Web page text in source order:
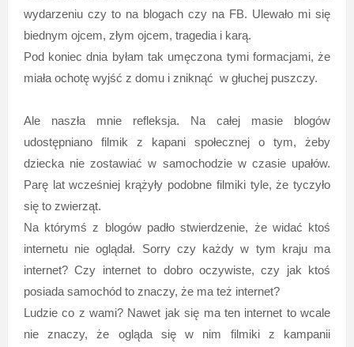
wydarzeniu czy to na blogach czy na FB. Ulewało mi się
biednym ojcem, złym ojcem, tragedia i karą.
Pod koniec dnia byłam tak umęczona tymi formacjami, że
miała ochotę wyjść z domu i zniknąć w głuchej puszczy.
Ale naszła mnie refleksja. Na całej masie blogów
udostępniano filmik z kapani społecznej o tym, żeby
dziecka nie zostawiać w samochodzie w czasie upałów.
Parę lat wcześniej krążyły podobne filmiki tyle, że tyczyło
się to zwierząt.
Na którymś z blogów padło stwierdzenie, że widać ktoś
internetu nie oglądał. Sorry czy każdy w tym kraju ma
internet? Czy internet to dobro oczywiste, czy jak ktoś
posiada samochód to znaczy, że ma też internet?
Ludzie co z wami? Nawet jak się ma ten internet to wcale
nie znaczy, że ogląda się w nim filmiki z kampanii